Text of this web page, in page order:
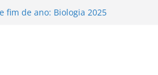
fim de ano: Biologia 2025